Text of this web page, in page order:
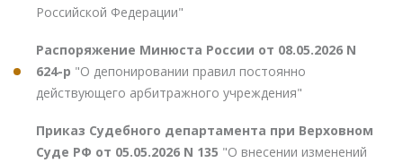
Российской Федерации"
Распоряжение Минюста России от 08.05.2026 N
624-р "О депонировании правил постоянно
действующего арбитражного учреждения"
Приказ Судебного департамента при Верховном
Суде РФ от 05.05.2026 N 135 "О внесении изменений